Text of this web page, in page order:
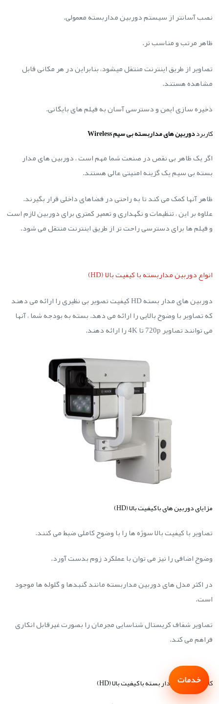
نصب آسانتر از سیستم دوربین مداربسته معمولی.
ظاهر مرتب و مناسب تر.
تصاویر از طریق اینترنت منتقل میشود، بنابراین در هر مکانی قابل
مشاهده هستند.
ذخیره سازی ایمن و دسترسی آسان به فیلم های بایگانی.
کاربرددوربین های مداربسته بی سیم Wireless
اگر یک ظاهر بی نقص در صنعت شما مهم است ، دوربین های مدار
بسته بی سیم یک گزینه امنیتی عالی هستند.
ظاهر آنها کمک می کند تا به راحتی در فضاهای داخلی قرار بگیرند.
علاوه بر این ، تنظیمات و نگهداری و تعمیر کمتری برای دوربین لازم است
و فیلم ها برای دسترسی راحت تر از طریق اینترنت منتقل می شود.
انواع دوربین مداربسته با کیفیت بالا (HD)
دوربین های مدار بسته HD کیفیت تصویر بی نظیری را ارائه می دهند
که تصاویر با وضوح بالایی را ارائه می دهد. بسته به بودجه شما ، آنها
می توانند تصاویر 720p تا 4K را ارائه دهند.
مزایای دوربین های با کیفیت بالا (HD)
تصاویر با کیفیت بالا سوژه ها را با وضوح کاملی ضبط می کنند.
وضوح اضافی را نیز می توان با عملکرد زوم بدست آورد.
در اکثر مدل های دوربین مداربسته مانند گنبدها و گلوله ها موجود
است.
تصاویر شفاف کریستال شناسایی مجرمان را بصورت غیرقابل انکاری
فراهم می کند.
کاربرد دوربین مدار بسته با کیفیت بالا (HD)
خدمات